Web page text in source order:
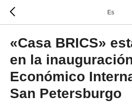
Es
«Casa BRICS»
en la
Económico
San Petersburgo